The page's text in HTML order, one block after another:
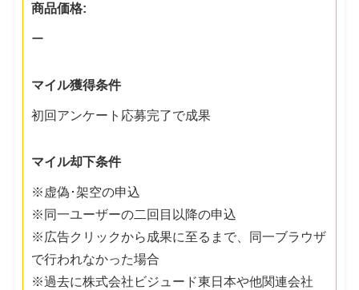
商品価格:
ー
マイル獲得条件
初回アンケート応募完了で成果
マイル却下条件
※虚偽･架空の申込
※同一ユーザーの二回目以降の申込
※広告クリックから成果に至るまで、同一ブラウザ
で行われなかった場合
※過去に株式会社ビジュード東日本や他関連会社